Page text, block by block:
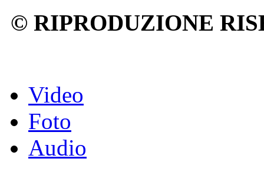
© RIPRODUZIONE
Video
Foto
Audio